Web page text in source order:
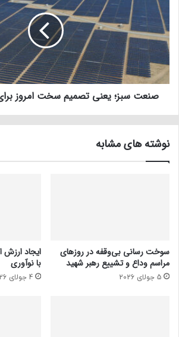
صنعت سبز؛ یعنی تصمیم سخت امروز برای
نوشته های مشابه
سوخت رسانی بی‌وقفه در روز‌های
مراسم وداع و تشییع رهبر شهید
5 جولای 2026
ایجاد ارزش
با نوآوری
4 جولای 2026